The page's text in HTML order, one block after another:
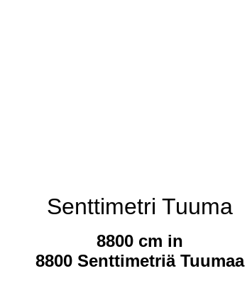
Senttimetri Tuuma
8800 cm in
8800 Senttimetriä Tuumaa